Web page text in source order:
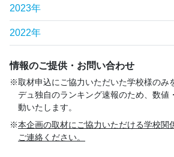
2023年
2022年
情報のご提供・お問い合わせ
取材申込にご協力いただいた学校様のみ
デュ独自のランキング速報のため、数値
動いたします。
本企画の取材にご協力いただける学校関
ご連絡ください。